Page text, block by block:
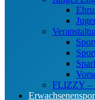
FLIZZY –